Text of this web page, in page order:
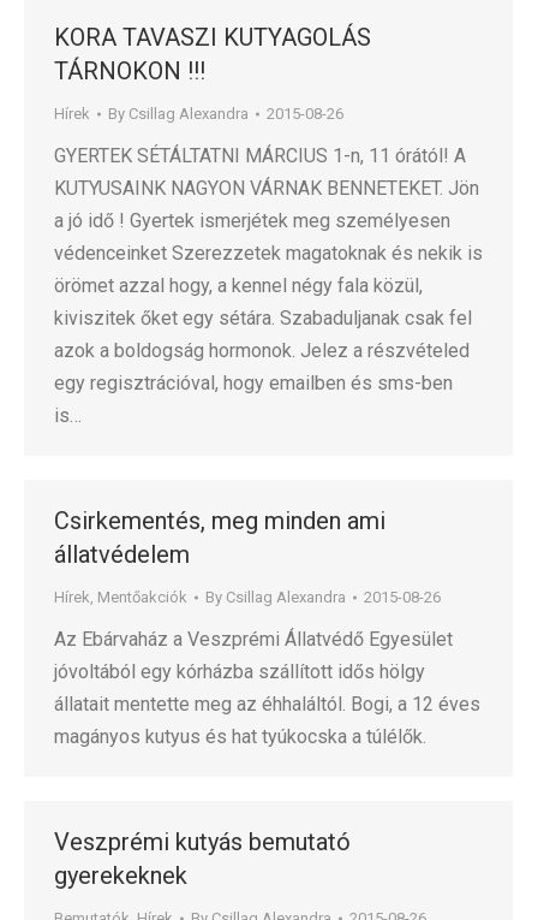
KORA TAVASZI KUTYAGOLÁS
TÁRNOKON !!!
Hírek By Csillag Alexandra 2015-08-26
GYERTEK SÉTÁLTATNI MÁRCIUS 1-n, 11 órától! A
KUTYUSAINK NAGYON VÁRNAK BENNETEKET. Jön
a jó idő ! Gyertek ismerjétek meg személyesen
védenceinket Szerezzetek magatoknak és nekik is
örömet azzal hogy, a kennel négy fala közül,
kiviszitek őket egy sétára. Szabaduljanak csak fel
azok a boldogság hormonok. Jelez a részvételed
egy regisztrációval, hogy emailben és sms-ben
is…
Csirkementés, meg minden ami
állatvédelem
Hírek, Mentőakciók By Csillag Alexandra 2015-08-26
Az Ebárvaház a Veszprémi Állatvédő Egyesület
jóvoltából egy kórházba szállított idős hölgy
állatait mentette meg az éhhaláltól. Bogi, a 12 éves
magányos kutyus és hat tyúkocska a túlélők.
Veszprémi kutyás bemutató
gyerekeknek